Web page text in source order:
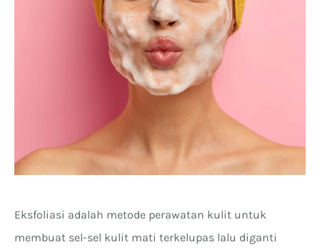
Eksfoliasi adalah metode perawatan kulit untuk
membuat sel-sel kulit mati terkelupas lalu diganti